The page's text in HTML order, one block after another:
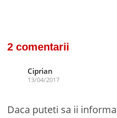
2 comentarii
Ciprian
13/04/2017
Daca puteti sa ii